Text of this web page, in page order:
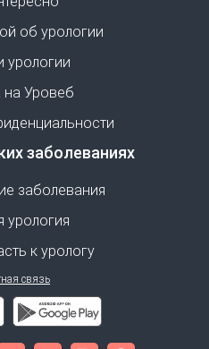
об урологии
урологии
на Уровеб
заболеваниях
заболевания
урология
к урологу
связь